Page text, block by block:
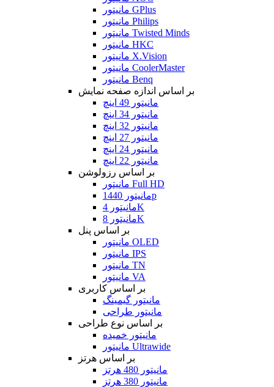
مانیتور GPlus
مانیتور Philips
مانیتور Twisted Minds
مانیتور HKC
مانیتور X.Vision
مانیتور CoolerMaster
مانیتور Benq
بر اساس اندازه صفحه نمایش
مانیتور 49 اینچ
مانیتور 34 اینچ
مانیتور 32 اینچ
مانیتور 27 اینچ
مانیتور 24 اینچ
مانیتور 22 اینچ
بر اساس رزولوشن
مانیتور Full HD
مانیتور 1440p
مانیتور 4K
مانیتور 8K
بر اساس پنل
مانیتور OLED
مانیتور IPS
مانیتور TN
مانیتور VA
بر اساس کاربری
مانیتور گیمینگ
مانیتور طراحی
بر اساس نوع طراحی
مانیتور خمیده
مانیتور Ultrawide
بر اساس هرتز
مانیتور 480 هرتز
مانیتور 380 هرتز